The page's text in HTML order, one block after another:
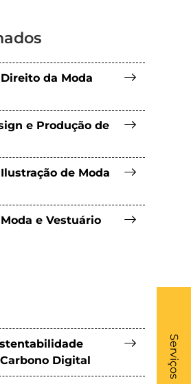
Serviços
-
da Moda
e Produção de
de Moda
e Vestuário
Digital